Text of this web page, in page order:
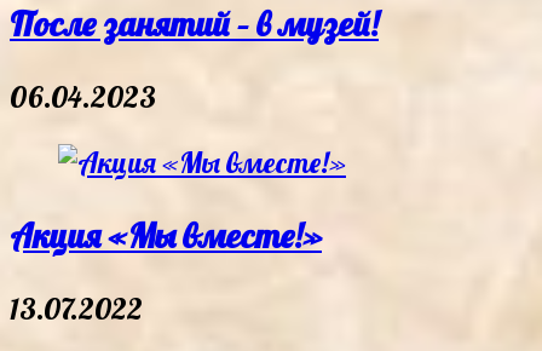
После занятий – в музей!
06.04.2023
Акция «Мы вместе!»
13.07.2022